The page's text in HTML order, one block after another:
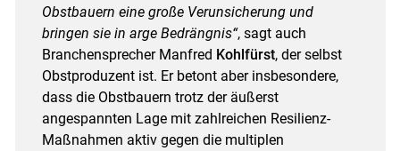
Obstbauern eine große Verunsicherung und
bringen sie in arge Bedrängnis“, sagt auch
Branchensprecher Manfred Kohlfürst, der selbst
Obstproduzent ist. Er betont aber insbesondere,
dass die Obstbauern trotz der äußerst
angespannten Lage mit zahlreichen Resilienz-
Maßnahmen aktiv gegen die multiplen